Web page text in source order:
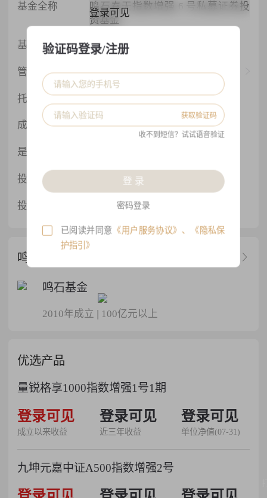
基金全称
鸣石春天指数增强 6 号私募证券投
资基金
登录可见
基金状态 正在运行
登录可见
管理人 上海鸣石投资管理有限公司
登录可见
托管人 国信证券
登录可见
成立日期 2017-05-16
登录可见
是否备案
投资策略 股票策略
登录可见
投资子策略 中证500指增
登录可见
鸣石春天指数增强6号-基金公司
鸣石基金
2010年成立 | 100亿元以上
优选产品
量锐格享1000指数增强1号1期
53.36%
成立以来收益
登录可见 52.84%
近三年收益
登录可见 1.5336
单位净值(07-31)
登录可见
九坤元嘉中证A500指数增强2号
验证码登录/注册
获取验证码
收不到短信？试试语音验证
登 录
密码登录
已阅读并同意 《用户服务协议》 、
《隐私保
护指引》